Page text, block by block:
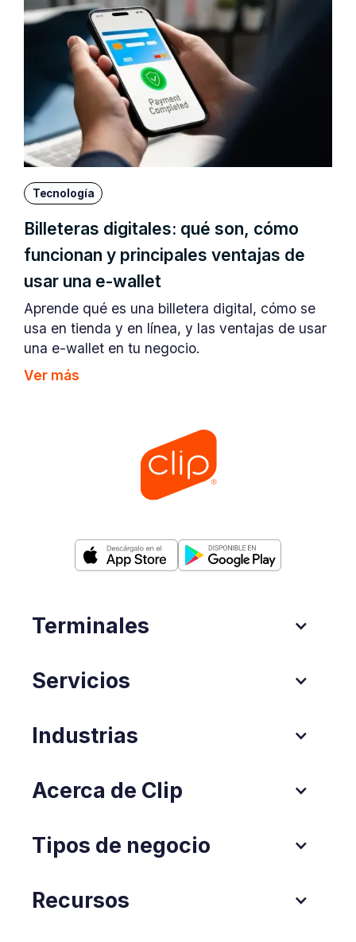
Tecnología
Billeteras digitales: qué son, cómo
funcionan y principales ventajas de
usar una e-wallet
Aprende qué es una billetera digital, cómo se
usa en tienda y en línea, y las ventajas de usar
una e-wallet en tu negocio.
Ver más
Terminales
Servicios
Industrias
Acerca de Clip
Tipos de negocio
Recursos